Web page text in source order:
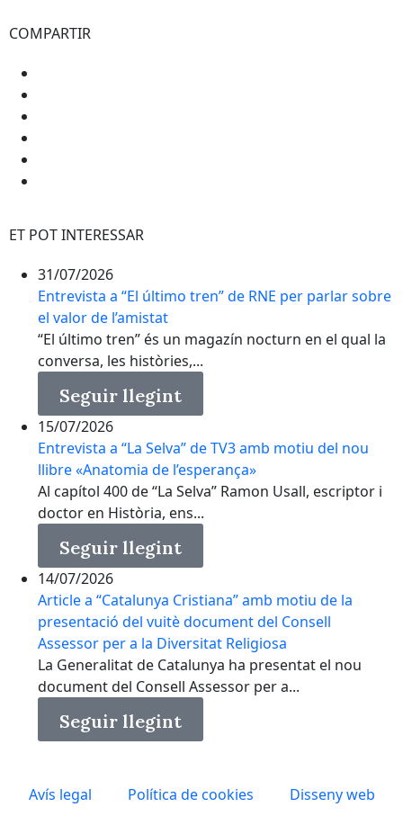
COMPARTIR
ET POT INTERESSAR
31/07/2026
Entrevista a “El último tren” de RNE per parlar sobre
el valor de l’amistat
“El último tren” és un magazín nocturn en el qual la
conversa, les històries,...
Seguir llegint
15/07/2026
Entrevista a “La Selva” de TV3 amb motiu del nou
llibre «Anatomia de l’esperança»
Al capítol 400 de “La Selva” Ramon Usall, escriptor i
doctor en Història, ens...
Seguir llegint
14/07/2026
Article a “Catalunya Cristiana” amb motiu de la
presentació del vuitè document del Consell
Assessor per a la Diversitat Religiosa
La Generalitat de Catalunya ha presentat el nou
document del Consell Assessor per a...
Seguir llegint
Avís legal Política de cookies Disseny web